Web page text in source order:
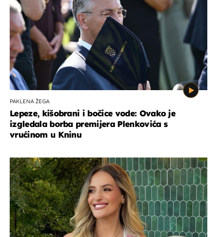
PAKLENA ŽEGA
Lepeze, kišobrani i bočice vode: Ovako je
izgledala borba premijera Plenkovića s
vrućinom u Kninu